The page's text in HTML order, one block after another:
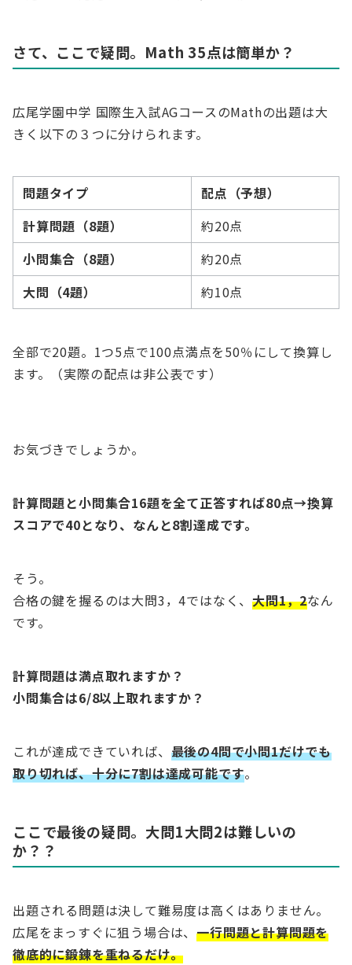
さて、ここで疑問。Math 35点は簡単か？
広尾学園中学 国際生入試AGコースのMathの出題は大
きく以下の３つに分けられます。
問題タイプ
配点（予想）
計算問題（8題）
約20点
小問集合（8題）
約20点
大問（4題）
約10点
全部で20題。1つ5点で100点満点を50％にして換算し
ます。（実際の配点は非公表です）
お気づきでしょうか。
計算問題と小問集合16題を全て正答すれば80点→換算
スコアで40となり、なんと8割達成です。
そう。
合格の鍵を握るのは大問3，4ではなく、大問1，2なん
です。
計算問題は満点取れますか？
小問集合は6/8以上取れますか？
これが達成できていれば、 最後の4問で小問1だけでも
取り切れば、十分に7割は達成可能です。
ここで最後の疑問。大問1大問2は難しいの
か？？
出題される問題は決して難易度は高くはありません。
広尾をまっすぐに狙う場合は、一行問題と計算問題を
徹底的に鍛錬を重ねるだけ。